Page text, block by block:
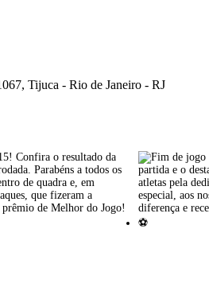
Tijuca - Rio de Janeiro - RJ